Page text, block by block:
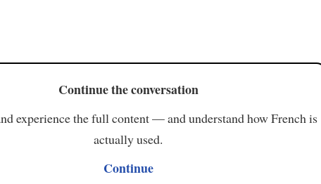
Continue the conversation
experience the full content — and understand how French is
actually used.
Continue